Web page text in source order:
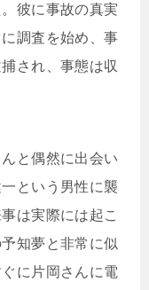
彼に事故の真実
調査を始め、事
され、事態は収
と偶然に出会い
という男性に襲
は実際には起こ
知夢と非常に似
に片岡さんに電